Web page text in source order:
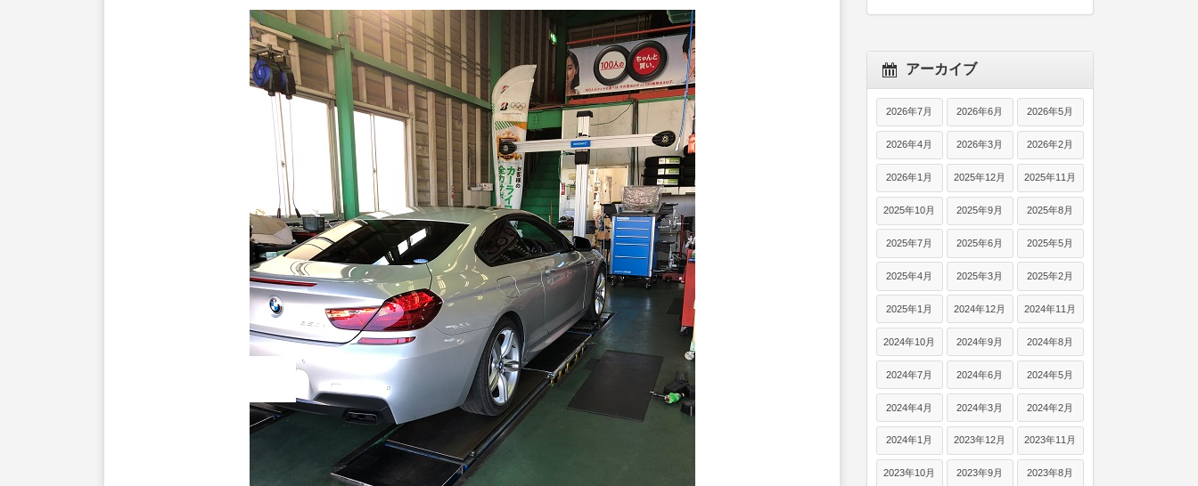
アーカイブ
2026年7月 2026年6月 2026年5月
2026年4月 2026年3月 2026年2月
2026年1月 2025年12月 2025年11月
2025年10月 2025年9月 2025年8月
2025年7月 2025年6月 2025年5月
2025年4月 2025年3月 2025年2月
2025年1月 2024年12月 2024年11月
2024年10月 2024年9月 2024年8月
2024年7月 2024年6月 2024年5月
2024年4月 2024年3月 2024年2月
2024年1月 2023年12月 2023年11月
2023年10月 2023年9月 2023年8月